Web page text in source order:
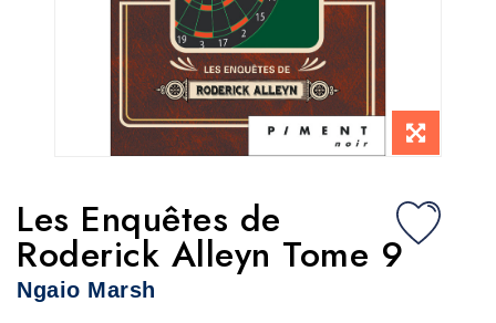
Les Enquêtes de
Roderick Alleyn Tome 9
Ngaio Marsh